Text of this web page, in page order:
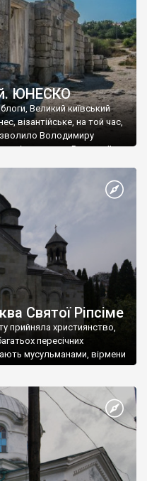
ЮНЕСКО
Великий київський
візантійське, на той час,
Володимиру
імператору Василю ІІ, та
Василем-християнином.
Херсонесу Таврійського
Святої Ріпсіме
прийняла християнство,
пересічних
мусульманами, вірмени